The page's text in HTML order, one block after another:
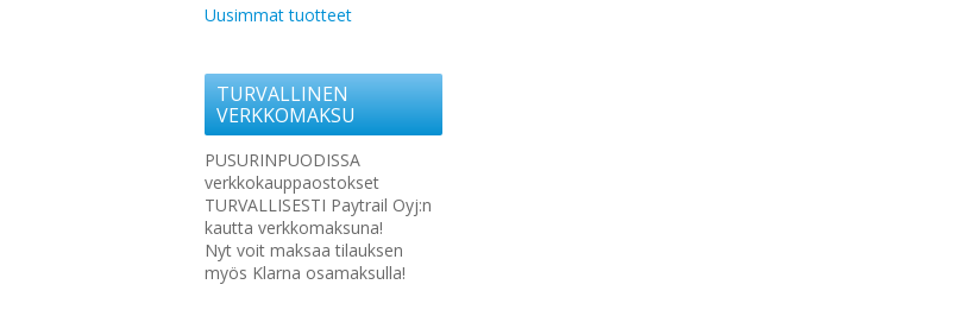
Uusimmat tuotteet
TURVALLINEN
VERKKOMAKSU
PUSURINPUODISSA
verkkokauppaostokset
TURVALLISESTI Paytrail Oyj:n
kautta verkkomaksuna!
Nyt voit maksaa tilauksen
myös Klarna osamaksulla!